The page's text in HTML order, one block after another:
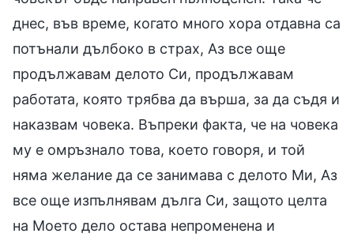
днес, във време, когато много хора отдавна са
потънали дълбоко в страх, Аз все още
продължавам делото Си, продължавам
работата, която трябва да върша, за да съдя и
наказвам човека. Въпреки факта, че на човека
му е омръзнало това, което говоря, и той
няма желание да се занимава с делото Ми, Аз
все още изпълнявам дълга Си, защото целта
на Моето дело остава непроменена и